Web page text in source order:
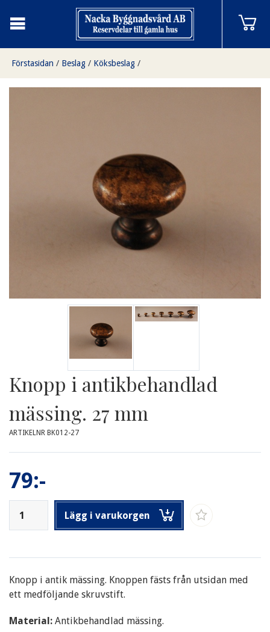
Förstasidan / Beslag / Köksbeslag /
Knopp i antikbehandlad
mässing. 27 mm
ARTIKELNR BK012-27
79:-
Lägg i varukorgen
Knopp i antik mässing. Knoppen fästs från utsidan med
ett medföljande skruvstift.
Material: Antikbehandlad mässing.